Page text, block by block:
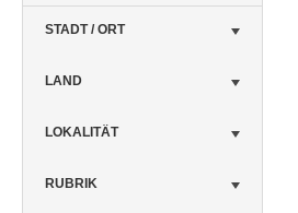
STADT / ORT
LAND
LOKALITÄT
RUBRIK